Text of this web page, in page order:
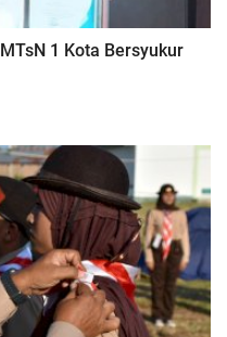
1 Kota Bersyukur